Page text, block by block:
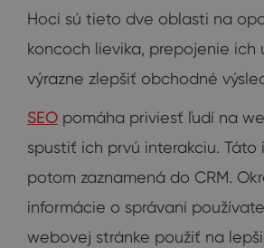
Hoci sú tieto dve oblasti na
koncoch lievika, prepojenie ich
výrazne zlepšiť obchodné
SEO pomáha priviesť ľudí na
spustiť ich prvú interakciu. Táto
potom zaznamená do CRM.
informácie o správaní
webovej stránke použiť na